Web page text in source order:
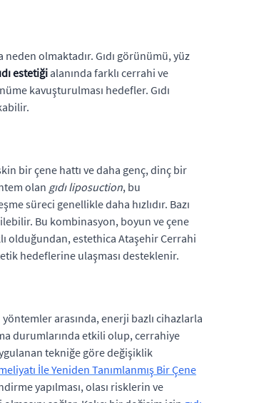
olmaktadır. Gıdı görünümü, yüz
estetiğialanında farklı cerrahi ve
kavuşturulması hedefler. Gıdı
bir çene hattı ve daha genç, dinç bir
olan gıdı liposuction, bu
süreci genellikle daha hızlıdır. Bazı
Bu kombinasyon, boyun ve çene
olduğundan, estethica Ataşehir Cerrahi
hedeflerine ulaşması desteklenir.
arasında, enerji bazlı cihazlarla
durumlarında etkili olup, cerrahiye
tekniğe göre değişiklik
İle Yeniden Tanımlanmış Bir Çene
yapılması, olası risklerin ve